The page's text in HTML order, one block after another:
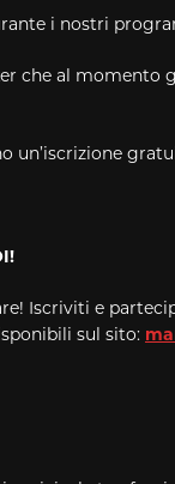
i nostri
che al
un’iscrizione
Iscriviti e
sul sito: